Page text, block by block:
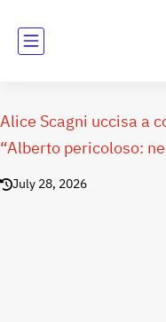
Alice Scagni uccisa a
“Alberto pericoloso:
July 28, 2026